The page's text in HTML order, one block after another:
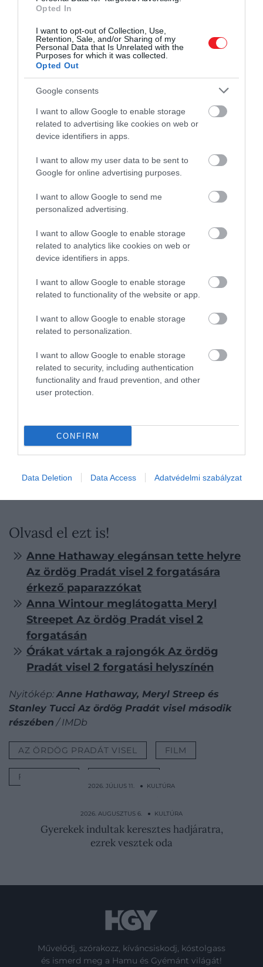
Opted In
I want to opt-out of Collection, Use,
Retention, Sale, and/or Sharing of my
Personal Data that Is Unrelated with the
Purposes for which it was collected.
Opted Out
Google consents
I want to allow Google to enable storage
related to advertising like cookies on web or
device identifiers in apps.
I want to allow my user data to be sent to
Google for online advertising purposes.
I want to allow Google to send me
personalized advertising.
I want to allow Google to enable storage
related to analytics like cookies on web or
device identifiers in apps.
I want to allow Google to enable storage
related to functionality of the website or app.
I want to allow Google to enable storage
related to personalization.
I want to allow Google to enable storage
related to security, including authentication
functionality and fraud prevention, and other
user protection.
CONFIRM
Data Deletion Data Access Adatvédelmi szabályzat
gondolatát.
Pillanatkép Az ördög Pradát visel második részéből
IMDb
Frankel egy korábbi interjúban azt is elárulta, hogy
a folytatás ötlete, de akkor úgy érezték, az eredeti
cselekmény méltó lezárást kapott, és nem látták
értelmét tovább húzni. Hathaway is hasonló
véleményen volt korábban, amikor arról beszélt,
hogy a mai, digitális világban nem állná meg a
helyét a történet.
Végül a második rész is erre az alapötletre épült:
Streep karaktere,Miranda Priestly
befolyásos vezető. A bonyodalmat az adja, hogy a
Runwaymagazin főszerkesztőjének
segítségére, egészen pontosan cégének
Olvasd el ezt is!
Anne Hathaway elegánsan tette helyre
Az ördög Pradát visel 2 forgatására
érkező paparazzókat
Anna Wintour meglátogatta Meryl
Streepet Az ördög Pradát visel 2
forgatásán
Órákat vártak a rajongók Az ördög
Pradát visel 2 forgatási helyszínén
Nyitókép:Anne Hathaway, Meryl Streep és
Stanley Tucci Az ördög Pradát visel második
részében / IMDb
AZ ÖRDÖG PRADÁT VISEL FILM
FOLYTATÁS
2026. JÚLIUS 11. ● KULTÚRA
hercegné” botrányos…
2026. AUGUSZTUS 6. ● KULTÚRA
Gyerekek indultak keresztes hadjáratra,
ezrek vesztek oda
Művelődj, szórakozz, kíváncsiskodj, kóstolgass
és ismerd meg a Hamu és Gyémánt világát!